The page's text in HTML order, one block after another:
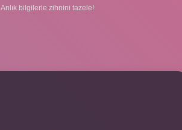
Anlık bilgilerle zihnini tazele!